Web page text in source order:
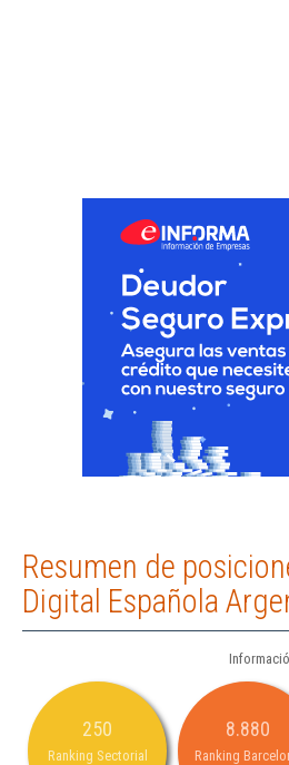
Resumen de
Digital Española
250
Ranking Sectorial
8.880
Ranking